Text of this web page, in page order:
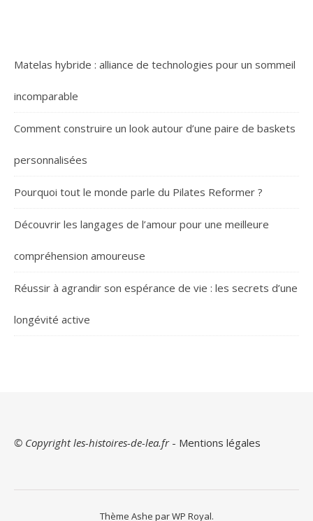
Matelas hybride : alliance de technologies pour un sommeil
incomparable
Comment construire un look autour d’une paire de baskets
personnalisées
Pourquoi tout le monde parle du Pilates Reformer ?
Découvrir les langages de l’amour pour une meilleure
compréhension amoureuse
Réussir à agrandir son espérance de vie : les secrets d’une
longévité active
© Copyright les-histoires-de-lea.fr- Mentions légales
Thème Ashe parWP Royal.